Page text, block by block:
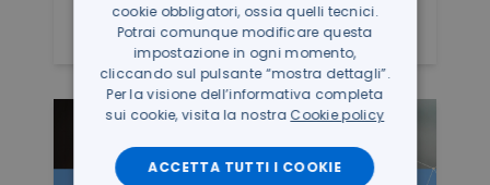
Approfondisci
cookie obbligatori, ossia quelli tecnici.
Potrai comunque modificare questa
impostazione in ogni momento,
cliccando sul pulsante “mostra dettagli”.
Per la visione dell’informativa completa
sui cookie, visita la nostra Cookie policy
ACCETTA TUTTI I COOKIE